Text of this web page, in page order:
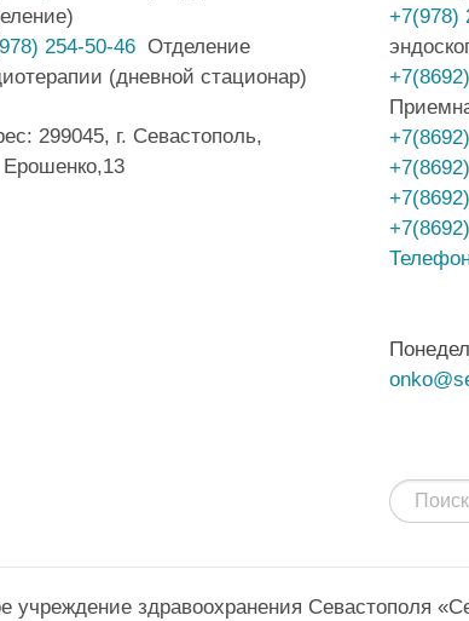
254-50-46 Отделение
(дневной стационар)
299045, г. Севастополь,
+7(978)
учреждение здравоохранения Севастополя